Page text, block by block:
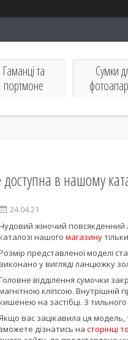
Гаманці та
портмоне
Сумки
в нашому
24.04.21
жіночий повсякденний
нашого магазину
представленої моделі
у вигляді ланцюжку
відділення сумочки
кліпсою. Внутрішній
на застібці. З
вас зацікавила ця модель,
зможете дізнатись на сторінці